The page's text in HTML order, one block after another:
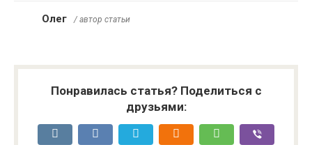
Олег / автор статьи
Понравилась статья? Поделиться с
друзьями: